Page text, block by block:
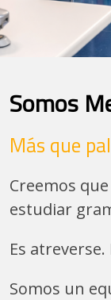
Somos
Más que
Creemos
estudiar
Es
Somos un